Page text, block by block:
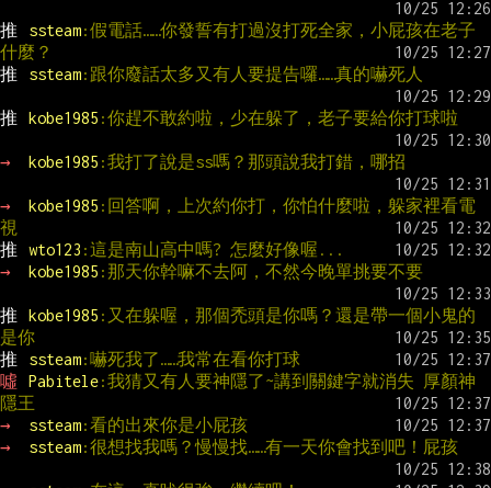
推 ssteam:假電話……你發誓有打過沒打死全家，小屁孩在老子
什麼？
推
ssteam:跟你廢話太多又有人要提告囉……真的嚇死人
推 kobe1985 :你趕不敢約啦，少在躲了，老子要給你打球啦
→ kobe1985 :我打了說是ss嗎？那頭說我打錯，哪招
→ kobe1985 :回答啊，上次約你打，你怕什麼啦，躲家裡看電
視
推
wto123 :這是南山高中嗎? 怎麼好像喔...
→
kobe1985 :那天你幹嘛不去阿，不然今晚單挑要不要
推 kobe1985 :又在躲喔，那個禿頭是你嗎？還是帶一個小鬼的
是你
推
ssteam:嚇死我了……我常在看你打球
噓
Pabitele:我猜又有人要神隱了~講到關鍵字就消失 厚顏神
隱王
→
ssteam:看的出來你是小屁孩
→
ssteam:很想找我嗎？慢慢找……有一天你會找到吧！屁孩